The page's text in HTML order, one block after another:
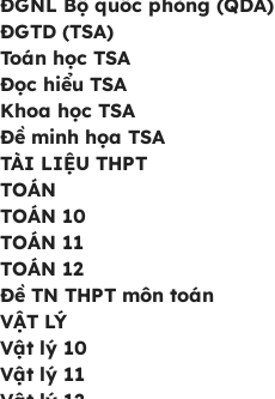
ĐGNL Bộ quốc phòng (QDA)
ĐGTD (TSA)
Toán học TSA
Đọc hiểu TSA
Khoa học TSA
Đề minh họa TSA
TÀI LIỆU THPT
TOÁN
TOÁN 10
TOÁN 11
TOÁN 12
Đề TN THPT môn toán
VẬT LÝ
Vật lý 10
Vật lý 11